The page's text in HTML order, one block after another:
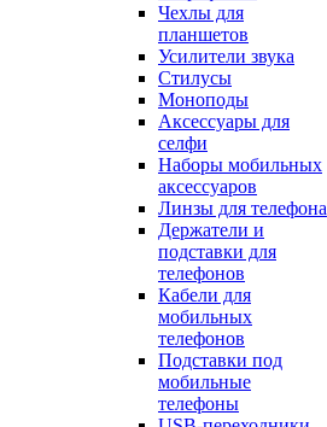
Чехлы для
планшетов
Усилители звука
Стилусы
Моноподы
Аксессуары для
селфи
Наборы мобильных
аксессуаров
Линзы для телефона
Держатели и
подставки для
телефонов
Кабели для
мобильных
телефонов
Подставки под
мобильные
телефоны